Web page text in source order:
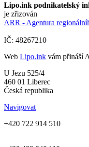
Lipo.ink podnikatelský
je zřizován
ARR - Agentura
IČ: 48267210
Web Lipo.ink vám přináší
U Jezu 525/4
460 01 Liberec
Česká republika
Navigovat
+420 722 914 510